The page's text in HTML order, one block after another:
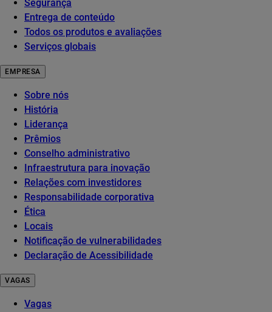
Segurança
Entrega de conteúdo
Todos os produtos e avaliações
Serviços globais
EMPRESA
Sobre nós
História
Liderança
Prêmios
Conselho administrativo
Infraestrutura para inovação
Relações com investidores
Responsabilidade corporativa
Ética
Locais
Notificação de vulnerabilidades
Declaração de Acessibilidade
VAGAS
Vagas